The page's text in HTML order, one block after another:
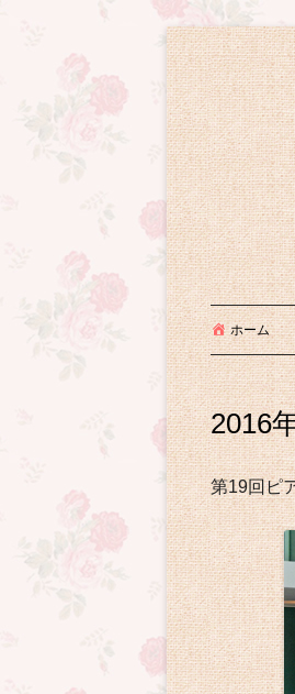
いし
つくば・
メ
イ
ン
メ
ニ
ュ
ー
ホーム
2016
第19回ピ